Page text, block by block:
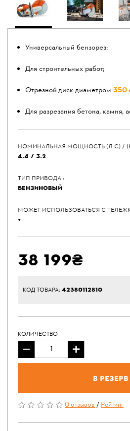
Универсальный бензорез;
Для строительных работ;
Отрезной диск диаметром 350
Для разрезания бетона, камня,
НОМИНАЛЬНАЯ МОЩНОСТЬ (Л.С) /
4.4 / 3.2
ТИП ПРИВОДА :
БЕНЗИНОВЫЙ
МОЖЕТ ИСПОЛЬЗОВАТЬСЯ С
+
38 199₴
КОД ТОВАРА: 42380112810
КОЛИЧЕСТВО
В резерв
0 отзывов/Рейтинг